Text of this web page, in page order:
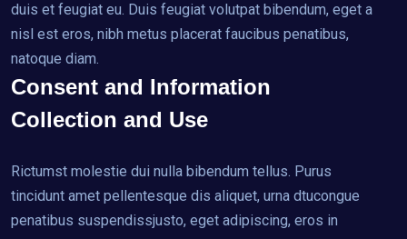
duis et feugiat eu. Duis feugiat volutpat bibendum, eget a
nisl est eros, nibh metus placerat faucibus penatibus,
natoque diam.
Consent and Information
Collection and Use
Rictumst molestie dui nulla bibendum tellus. Purus
tincidunt amet pellentesque dis aliquet, urna dtucongue
penatibus suspendissjusto, eget adipiscing, eros in